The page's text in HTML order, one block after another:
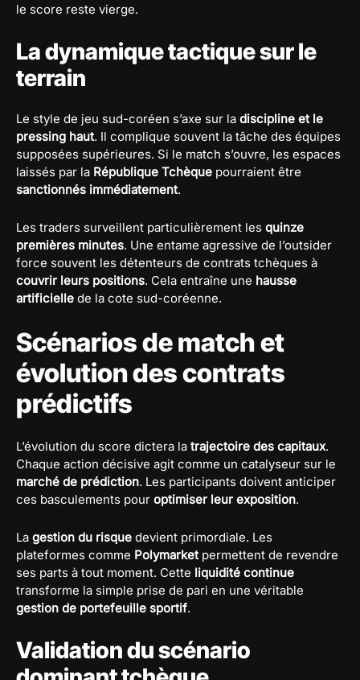
le score reste vierge.
La dynamique tactique sur le
terrain
Le style de jeu sud-coréen s’axe sur la discipline et le
pressing haut. Il complique souvent la tâche des équipes
supposées supérieures. Si le match s’ouvre, les espaces
laissés par la République Tchèque pourraient être
sanctionnés immédiatement.
Les traders surveillent particulièrement les quinze
premières minutes. Une entame agressive de l’outsider
force souvent les détenteurs de contrats tchèques à
couvrir leurs positions. Cela entraîne une hausse
artificielle de la cote sud-coréenne.
Scénarios de match et
évolution des contrats
prédictifs
L’évolution du score dictera la trajectoire des capitaux.
Chaque action décisive agit comme un catalyseur sur le
marché de prédiction. Les participants doivent anticiper
ces basculements pour optimiser leur exposition.
La gestion du risque devient primordiale. Les
plateformes comme Polymarketpermettent de revendre
ses parts à tout moment. Cette liquidité continue
transforme la simple prise de pari en une véritable
gestion de portefeuille sportif.
Validation du scénario